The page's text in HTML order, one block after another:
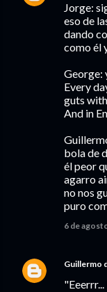
Jorge:
eso de
dando
como él
George:
Every
guts
And in
bola de
él peor
agarro
no nos
puro
6 de
Guillermo